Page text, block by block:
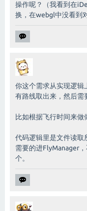
操作呢？（我看到在
换，在webgl中没看到
你这个需求从实现逻辑
有路线取出来，然后需
比如根据飞行时间来做
代码逻辑里是文件读取
需要的进FlyManager
个。